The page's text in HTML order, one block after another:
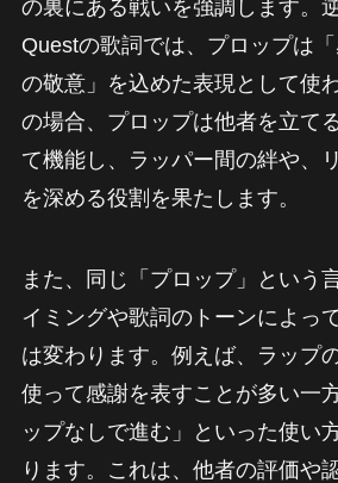
の裏にある戦いを強調します。
Questの歌詞では、プロップは
の敬意」を込めた表現として使
の場合、プロップは他者を立て
て機能し、ラッパー間の絆や、
を深める役割を果たします。
また、同じ「プロップ」という
イミングや歌詞のトーンによっ
は変わります。例えば、ラップ
使って感謝を表すことが多い一
ップなしで進む」といった使い
ります。これは、他者の評価や